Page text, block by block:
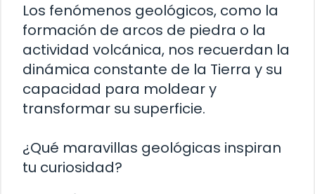
Los fenómenos geológicos, como la
formación de arcos de piedra o la
actividad volcánica, nos recuerdan la
dinámica constante de la Tierra y su
capacidad para moldear y
transformar su superficie.
¿Qué maravillas geológicas inspiran
tu curiosidad?